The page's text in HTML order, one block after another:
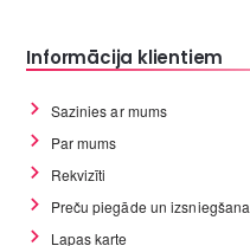
Informācija klientiem
Sazinies ar mums
Par mums
Rekvizīti
Preču piegāde un izsniegšana
Lapas karte